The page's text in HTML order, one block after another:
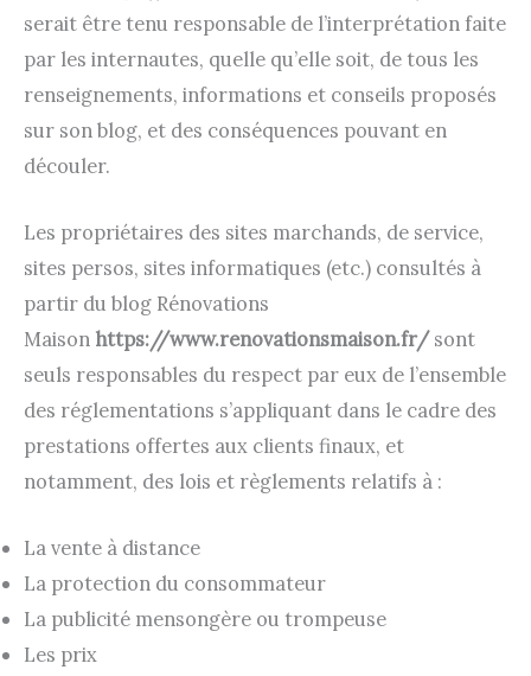
serait être tenu responsable de l’interprétation faite
par les internautes, quelle qu’elle soit, de tous les
renseignements, informations et conseils proposés
sur son blog, et des conséquences pouvant en
découler.
Les propriétaires des sites marchands, de service,
sites persos, sites informatiques (etc.) consultés à
partir du blog Rénovations
Maison https://www.renovationsmaison.fr/sont
seuls responsables du respect par eux de l’ensemble
des réglementations s’appliquant dans le cadre des
prestations offertes aux clients finaux, et
notamment, des lois et règlements relatifs à :
La vente à distance
La protection du consommateur
La publicité mensongère ou trompeuse
Les prix